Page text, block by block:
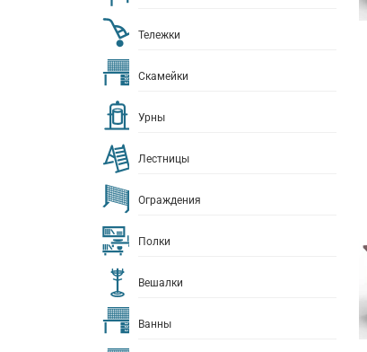
Тележки
Скамейки
Урны
Лестницы
Ограждения
Полки
Вешалки
Ванны